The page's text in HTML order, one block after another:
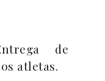
de
atletas.